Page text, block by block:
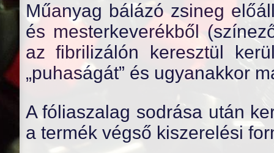
Műanyag bálázó zsineg
és mesterkeverékből
az fibrilizálón keresztül
„puhaságát” és ugyanakkor
A fóliaszalag sodrása után
a termék végső kiszerelési